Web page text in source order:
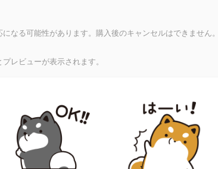
なる可能性があります。購入後のキャンセルはできません。
レビューが表示されます。